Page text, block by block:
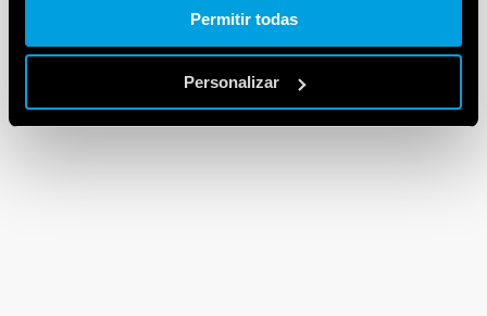
Permitir todas
Personalizar